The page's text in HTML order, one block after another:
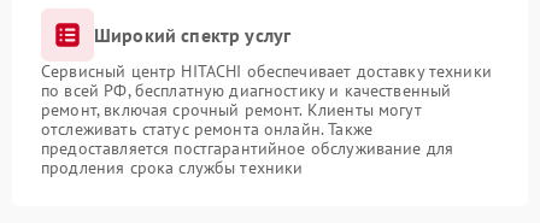
Широкий спектр услуг
Сервисный центр HITACHI обеспечивает доставку техники
по всей РФ, бесплатную диагностику и качественный
ремонт, включая срочный ремонт. Клиенты могут
отслеживать статус ремонта онлайн. Также
предоставляется постгарантийное обслуживание для
продления срока службы техники